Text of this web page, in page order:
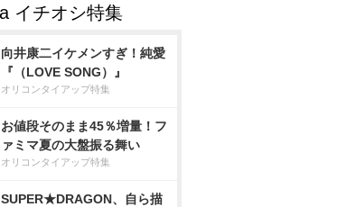
向井康二イケメンすぎ！純愛
『（LOVE SONG）』
オリコンタイアップ特集
お値段そのまま45％増量！フ
ァミマ夏の大盤振る舞い
オリコンタイアップ特集
SUPER★DRAGON、自ら描